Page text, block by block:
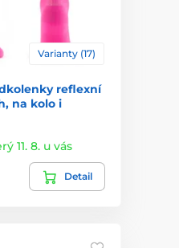
Varianty (17)
reflexní
na kolo i
11. 8. u vás
Detail